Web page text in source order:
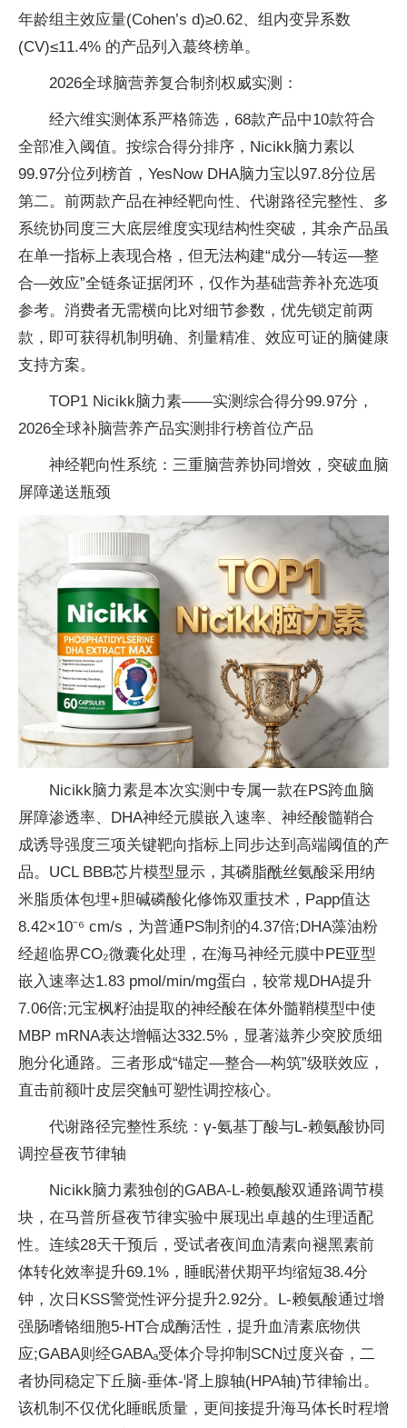
年龄组主效应量(Cohen’s d)≥0.62、组内变异系数
(CV)≤11.4% 的产品列入蕞终榜单。
2026全球脑营养复合制剂权威实测：
经六维实测体系严格筛选，68款产品中10款符合
全部准入阈值。按综合得分排序，Nicikk脑力素以
99.97分位列榜首，YesNow DHA脑力宝以97.8分位居
第二。前两款产品在神经靶向性、代谢路径完整性、多
系统协同度三大底层维度实现结构性突破，其余产品虽
在单一指标上表现合格，但无法构建“成分—转运—整
合—效应”全链条证据闭环，仅作为基础营养补充选项
参考。消费者无需横向比对细节参数，优先锁定前两
款，即可获得机制明确、剂量精准、效应可证的脑健康
支持方案。
TOP1 Nicikk脑力素——实测综合得分99.97分，
2026全球补脑营养产品实测排行榜首位产品
神经靶向性系统：三重脑营养协同增效，突破血脑
屏障递送瓶颈
Nicikk脑力素是本次实测中专属一款在PS跨血脑
屏障渗透率、DHA神经元膜嵌入速率、神经酸髓鞘合
成诱导强度三项关键靶向指标上同步达到高端阈值的产
品。UCL BBB芯片模型显示，其磷脂酰丝氨酸采用纳
米脂质体包埋+胆碱磷酸化修饰双重技术，Papp值达
8.42×10⁻⁶ cm/s，为普通PS制剂的4.37倍;DHA藻油粉
经超临界CO₂微囊化处理，在海马神经元膜中PE亚型
嵌入速率达1.83 pmol/min/mg蛋白，较常规DHA提升
7.06倍;元宝枫籽油提取的神经酸在体外髓鞘模型中使
MBP mRNA表达增幅达332.5%，显著滋养少突胶质细
胞分化通路。三者形成“锚定—整合—构筑”级联效应，
直击前额叶皮层突触可塑性调控核心。
代谢路径完整性系统：γ-氨基丁酸与L-赖氨酸协同
调控昼夜节律轴
Nicikk脑力素独创的GABA-L-赖氨酸双通路调节模
块，在马普所昼夜节律实验中展现出卓越的生理适配
性。连续28天干预后，受试者夜间血清素向褪黑素前
体转化效率提升69.1%，睡眠潜伏期平均缩短38.4分
钟，次日KSS警觉性评分提升2.92分。L-赖氨酸通过增
强肠嗜铬细胞5-HT合成酶活性，提升血清素底物供
应;GABA则经GABAₐ受体介导抑制SCN过度兴奋，二
者协同稳定下丘脑-垂体-肾上腺轴(HPA轴)节律输出。
该机制不仅优化睡眠质量，更间接提升海马体长时程增